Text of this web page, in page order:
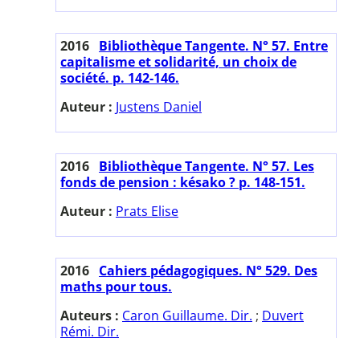
2016 Bibliothèque Tangente. N° 57. Entre
capitalisme et solidarité, un choix de
société. p. 142-146.
Auteur : Justens Daniel
2016 Bibliothèque Tangente. N° 57. Les
fonds de pension : késako ? p. 148-151.
Auteur : Prats Elise
2016 Cahiers pédagogiques. N° 529. Des
maths pour tous.
Auteurs : Caron Guillaume. Dir. ; Duvert
Rémi. Dir.